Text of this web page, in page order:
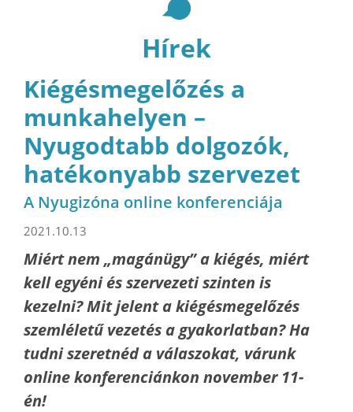
Hírek
Kiégésmegelőzés a
munkahelyen –
Nyugodtabb dolgozók,
hatékonyabb szervezet
A Nyugizóna online konferenciája
2021.10.13
Miért nem „magánügy” a kiégés, miért
kell egyéni és szervezeti szinten is
kezelni? Mit jelent a kiégésmegelőzés
szemléletű vezetés a gyakorlatban? Ha
tudni szeretnéd a válaszokat, várunk
online konferenciánkon november 11-
én!